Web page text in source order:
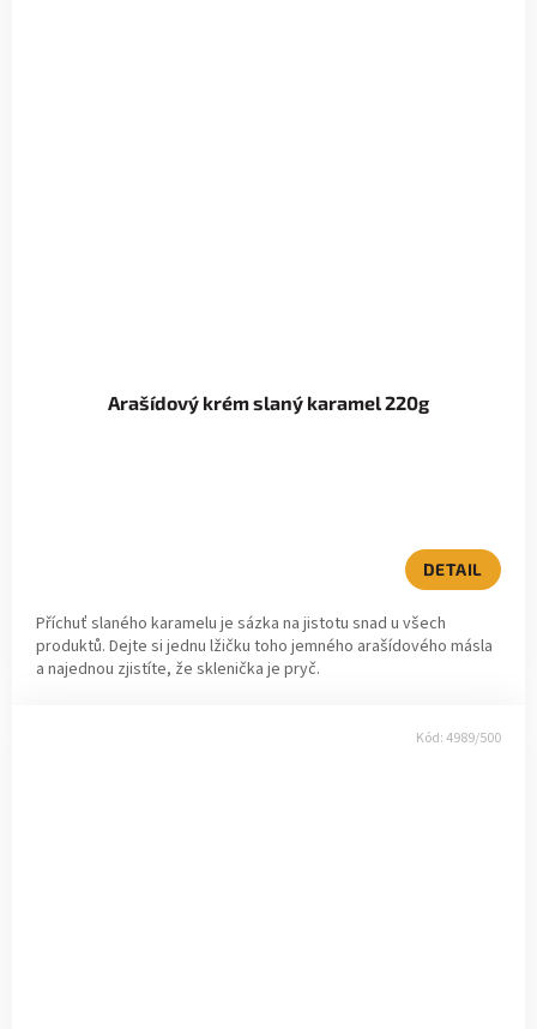
Arašídový krém slaný karamel 220g
DETAIL
Příchuť slaného karamelu je sázka na jistotu snad u všech
produktů. Dejte si jednu lžičku toho jemného arašídového másla
a najednou zjistíte, že sklenička je pryč.
Kód:4989/500